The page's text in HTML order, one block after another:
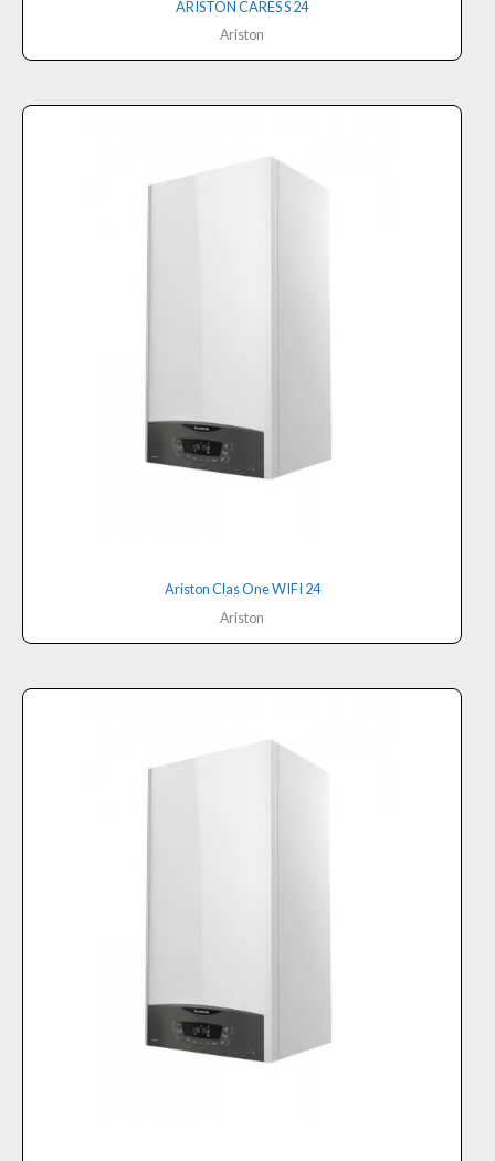
ARISTON CARES S 24
Ariston
Ariston Clas One WIFI 24
Ariston